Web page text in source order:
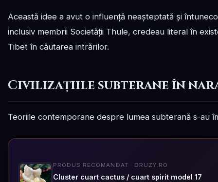
Această idee a avut o influență neașteptată și
inclusiv membrii Societății Thule, credeau literal în
Tibet în căutarea intrărilor.
Civilizațiile subterane în
Teoriile contemporane despre lumea subterană s-au
PRODUS RECOMANDAT · DRUZY.RO
Cluster cuart cactus / cuart spirit model 17